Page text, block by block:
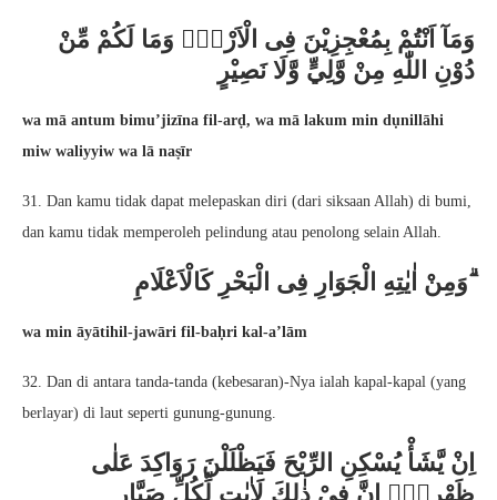
وَمَآ اَنْتُمْ بِمُعْجِزِيْنَ فِى الْاَرْضِۚ وَمَا لَكُمْ مِّنْ
دُوْنِ اللّٰهِ مِنْ وَّلِيٍّ وَّلَا نَصِيْرٍ
wa mā antum bimu’jizīna fil-arḍ, wa mā lakum min dụnillāhi
miw waliyyiw wa lā naṣīr
31. Dan kamu tidak dapat melepaskan diri (dari siksaan Allah) di bumi,
dan kamu tidak memperoleh pelindung atau penolong selain Allah.
وَمِنْ اٰيٰتِهِ الْجَوَارِ فِى الْبَحْرِ كَالْاَعْلَامِ ۗ
wa min āyātihil-jawāri fil-baḥri kal-a’lām
32. Dan di antara tanda-tanda (kebesaran)-Nya ialah kapal-kapal (yang
berlayar) di laut seperti gunung-gunung.
اِنْ يَّشَأْ يُسْكِنِ الرِّيْحَ فَيَظْلَلْنَ رَوَاكِدَ عَلٰى
ظَهْرِهٖۗ اِنَّ فِيْ ذٰلِكَ لَاٰيٰتٍ لِّكُلِّ صَبَّارٍ